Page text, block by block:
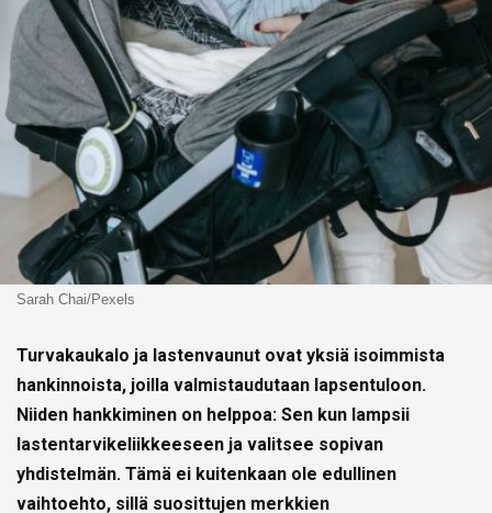
Sarah Chai/Pexels
Turvakaukalo ja lastenvaunut ovat yksiä isoimmista
hankinnoista, joilla valmistaudutaan lapsentuloon.
Niiden hankkiminen on helppoa: Sen kun lampsii
lastentarvikeliikkeeseen ja valitsee sopivan
yhdistelmän. Tämä ei kuitenkaan ole edullinen
vaihtoehto, sillä suosittujen merkkien